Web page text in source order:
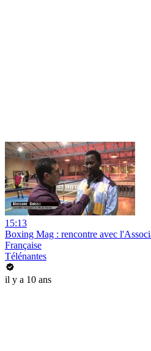
15:13
Boxing Mag : rencontre avec
Française
Télénantes
il y a 10 ans